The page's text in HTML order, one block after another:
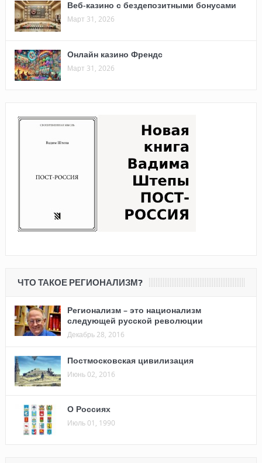
Веб-казино с бездепозитными бонусами
Март 31, 2026
Онлайн казино Френдс
Март 31, 2026
ЧТО ТАКОЕ РЕГИОНАЛИЗМ?
Регионализм – это национализм
следующей русской революции
Декабрь 28, 2016
Постмосковская цивилизация
Июнь 02, 2016
О Россиях
Июль 01, 1990